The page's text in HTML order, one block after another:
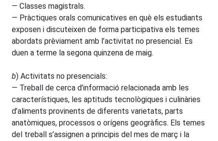
— Classes magistrals.
— Pràctiques orals comunicatives en què els estudiants
exposen i discuteixen de forma participativa els temes
abordats prèviament amb l’activitat no presencial. Es
duen a terme la segona quinzena de maig.
b) Activitats no presencials:
— Treball de cerca d’informació relacionada amb les
característiques, les aptituds tecnològiques i culinàries
d’aliments provinents de diferents varietats, parts
anatòmiques, processos o orígens geogràfics. Els temes
del treball s’assignen a principis del mes de març i la